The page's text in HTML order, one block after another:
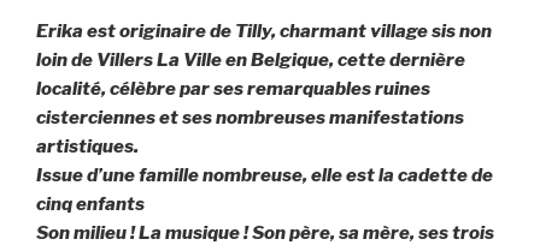
Erika est originaire de Tilly, charmant village sis non
loin de Villers La Ville en Belgique, cette dernière
localité, célèbre par ses remarquables ruines
cisterciennes et ses nombreuses manifestations
artistiques.
Issue d’une famille nombreuse, elle est la cadette de
cinq enfants
Son milieu ! La musique ! Son père, sa mère, ses trois